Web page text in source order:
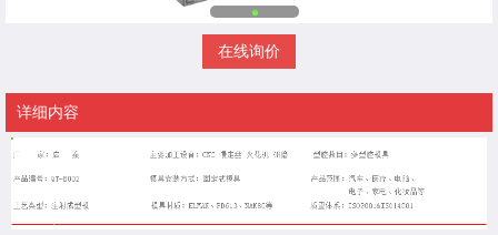
在线询价
详细内容